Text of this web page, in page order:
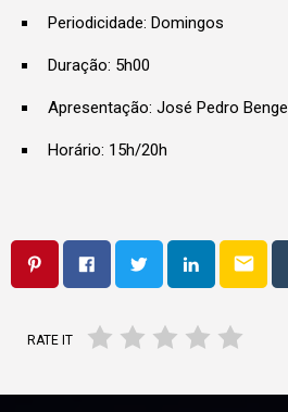
Periodicidade: Domingos
Duração: 5h00
Apresentação: José Pedro Benge
Horário: 15h/20h
email
RATE IT